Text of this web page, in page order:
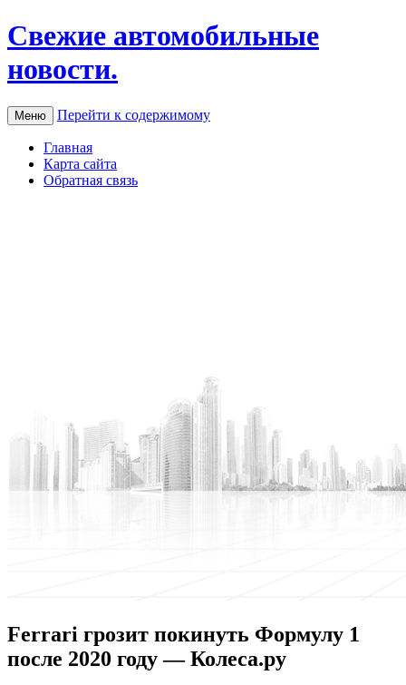
Свежие автомобильные
новости.
Меню Перейти к содержимому
Главная
Карта сайта
Обратная связь
Ferrari грозит покинуть Формулу 1
после 2020 году — Колеса.ру